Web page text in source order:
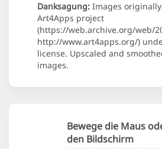
Danksagung: Images
Art4Apps project
(https://web.archive.org/web/
http://www.art4apps.org/)
license. Upscaled and
images.
Bewege die Maus
den Bildschirm